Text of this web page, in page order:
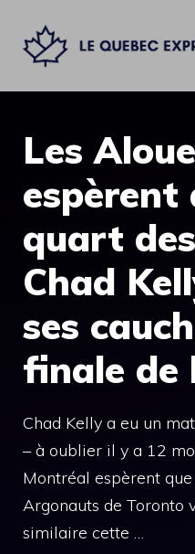
contenu
Les
espèrent
quart
Chad
ses
finale de
Chad Kelly a eu un
– à oublier il y a 12
Montréal espèrent
Argonauts de Toronto
similaire cette …